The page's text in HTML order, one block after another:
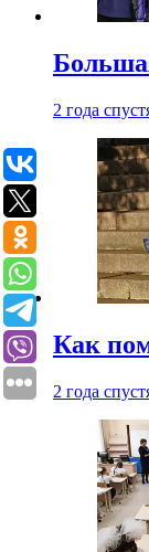
2 года
Как
2 года